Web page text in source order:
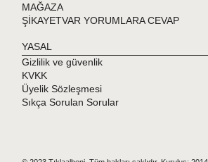
MAĞAZA
ŞİKAYETVAR YORUMLARA CEVAP
YASAL
Gizlilik ve güvenlik
KVKK
Üyelik Sözleşmesi
Sıkça Sorulan Sorular